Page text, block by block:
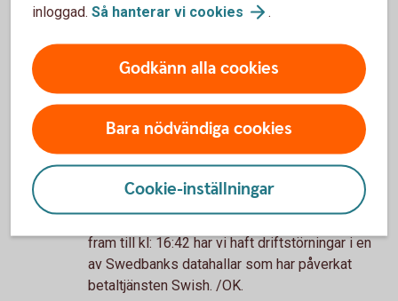
2026-01-31
Driftstörning i betaltjänsten Swish (2026-
01-31) /OK.
Swedbank och Sparbankerna
fram till kl: 16:42 har vi haft driftstörningar i en
av Swedbanks datahallar som har påverkat
betaltjänsten Swish. /OK.
inloggad. Så hanterar vi cookies .
Godkänn alla cookies
Bara nödvändiga cookies
Cookie-inställningar